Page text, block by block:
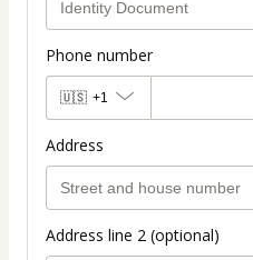
Phone number
🇺🇸 +1
Address
Address line 2 (optional)